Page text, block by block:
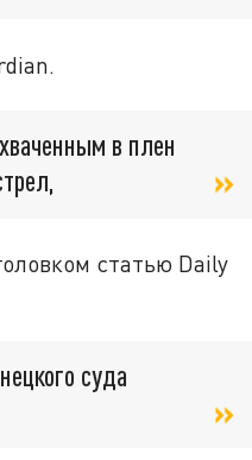
в плен
статью Daily
суда